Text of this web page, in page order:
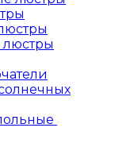
люстры